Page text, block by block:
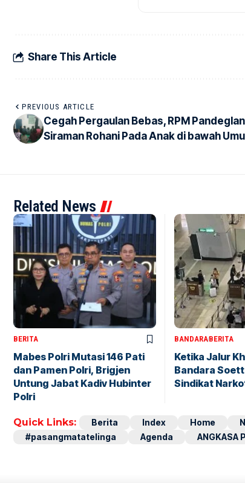
Share This Article
PREVIOUS ARTICLE
Cegah Pergaulan Bebas, RPM
Siraman Rohani Pada Anak di bawah
Related News
BERITA
Mabes Polri Mutasi 146 Pati
dan Pamen Polri, Brigjen
Untung Jabat Kadiv Hubinter
Polri
BANDARABERITA
Ketika Jalur
Bandara
Sindikat
Quick Links: Berita Index Home
#pasangmatatelinga
Agenda ANGKASA